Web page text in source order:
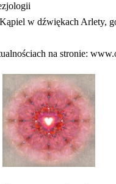
w dźwiękach Arlety,
na stronie: